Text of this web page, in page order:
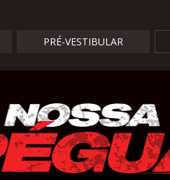
PRÉ-VESTIBULAR